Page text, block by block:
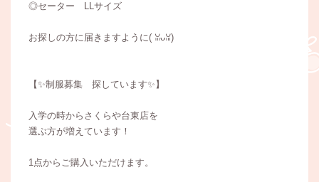
◎セーター LLサイズ
お探しの方に届きますように(⁠ ⁠ꈍ⁠ᴗ⁠ꈍ⁠)
【✨制服募集 探しています✨】
入学の時からさくらや台東店を
選ぶ方が増えています！
1点からご購入いただけます。